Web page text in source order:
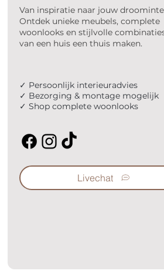
Van inspiratie naar jouw
Ontdek unieke meubels, complete
woonlooks en stijlvolle
van een huis een thuis maken.
✓ Persoonlijk interieuradvies
✓ Bezorging & montage mogelijk
✓ Shop complete woonlooks
Livechat